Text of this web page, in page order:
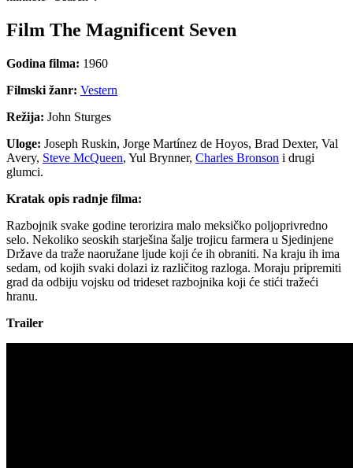
Film The Magnificent Seven
Godina filma: 1960
Filmski žanr: Vestern
Režija: John Sturges
Uloge: Joseph Ruskin, Jorge Martínez de Hoyos, Brad Dexter, Val
Avery, Steve McQueen, Yul Brynner, Charles Bronson i drugi
glumci.
Kratak opis radnje filma:
Razbojnik svake godine terorizira malo meksičko poljoprivredno
selo. Nekoliko seoskih starješina šalje trojicu farmera u Sjedinjene
Države da traže naoružane ljude koji će ih obraniti. Na kraju ih ima
sedam, od kojih svaki dolazi iz različitog razloga. Moraju pripremiti
grad da odbiju vojsku od trideset razbojnika koji će stići tražeći
hranu.
Trailer